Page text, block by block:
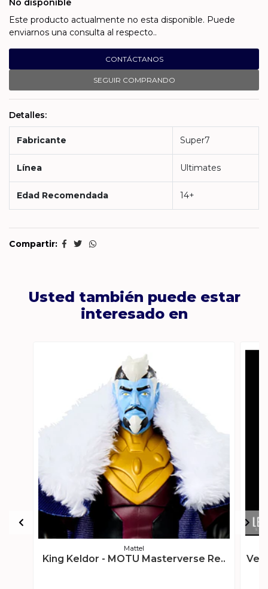
No disponible
Este producto actualmente no esta disponible. Puede
enviarnos una consulta al respecto..
CONTÁCTANOS
SEGUIR COMPRANDO
Detalles:
Fabricante Super7
Línea Ultimates
Edad Recomendada 14+
Compartir:
Usted también puede estar
interesado en
Mattel
King Keldor - MOTU Masterverse Re..